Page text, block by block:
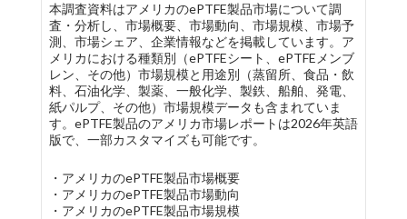
本調査資料はアメリカのePTFE製品市場について調
査・分析し、市場概要、市場動向、市場規模、市場予
測、市場シェア、企業情報などを掲載しています。ア
メリカにおける種類別（ePTFEシート、ePTFEメンブ
レン、その他）市場規模と用途別（蒸留所、食品・飲
料、石油化学、製薬、一般化学、製鉄、船舶、発電、
紙パルプ、その他）市場規模データも含まれていま
す。ePTFE製品のアメリカ市場レポートは2026年英語
版で、一部カスタマイズも可能です。
・アメリカのePTFE製品市場概要
・アメリカのePTFE製品市場動向
・アメリカのePTFE製品市場規模